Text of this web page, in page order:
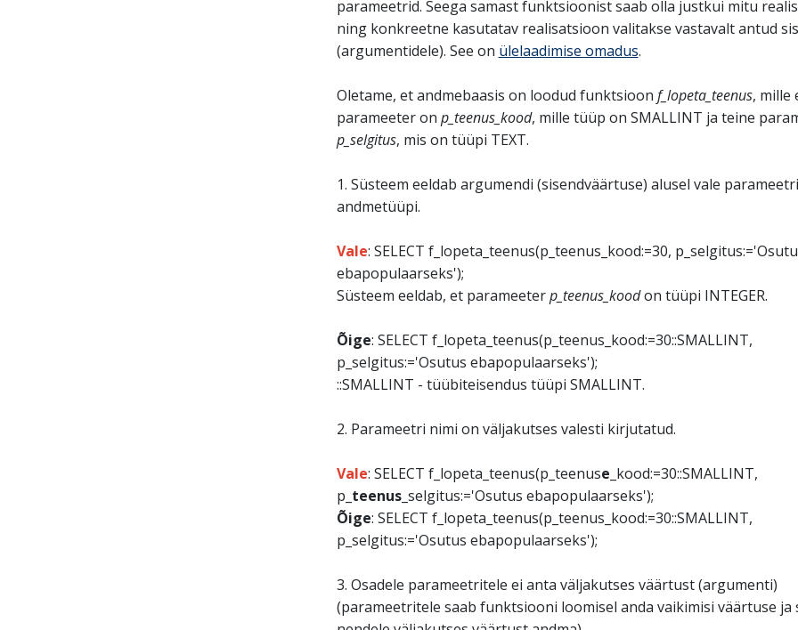
parameetrid. Seega samast funktsioonist saab olla justkui mitu
ning konkreetne kasutatav realisatsioon valitakse vastavalt antud
(argumentidele). See on ülelaadimise omadus.
Oletame, et andmebaasis on loodud funktsioon f_lopeta_teenus, mille
parameeter on p_teenus_kood, mille tüüp on SMALLINT ja teine
p_selgitus, mis on tüüpi TEXT.
1. Süsteem eeldab argumendi (sisendväärtuse) alusel vale parameetri
andmetüüpi.
Vale: SELECT f_lopeta_teenus(p_teenus_kood:=30,
ebapopulaarseks');
Süsteem eeldab, et parameeterp_teenus_koodon tüüpi INTEGER.
Õige: SELECT f_lopeta_teenus(p_teenus_kood:=30::SMALLINT,
p_selgitus:='Osutus ebapopulaarseks');
::SMALLINT - tüübiteisendus tüüpi SMALLINT.
2. Parameetri nimi on väljakutses valesti kirjutatud.
Vale: SELECT f_lopeta_teenus(p_teenuse _kood:=30::SMALLINT,
p_ teenus_ selgitus:='Osutus ebapopulaarseks');
Õige: SELECT f_lopeta_teenus(p_teenus_kood:=30::SMALLINT,
p_selgitus:='Osutus ebapopulaarseks');
3. Osadele parameetritele ei anta väljakutses väärtust (argumenti)
(parameetritele saab funktsiooni loomisel anda vaikimisi väärtuse ja